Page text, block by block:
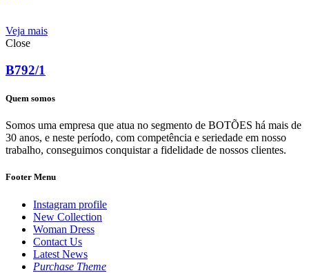
Veja mais
Close
B792/1
Quem somos
Somos uma empresa que atua no segmento de BOTÕES há mais de
30 anos, e neste período, com competência e seriedade em nosso
trabalho, conseguimos conquistar a fidelidade de nossos clientes.
Footer Menu
Instagram profile
New Collection
Woman Dress
Contact Us
Latest News
Purchase Theme